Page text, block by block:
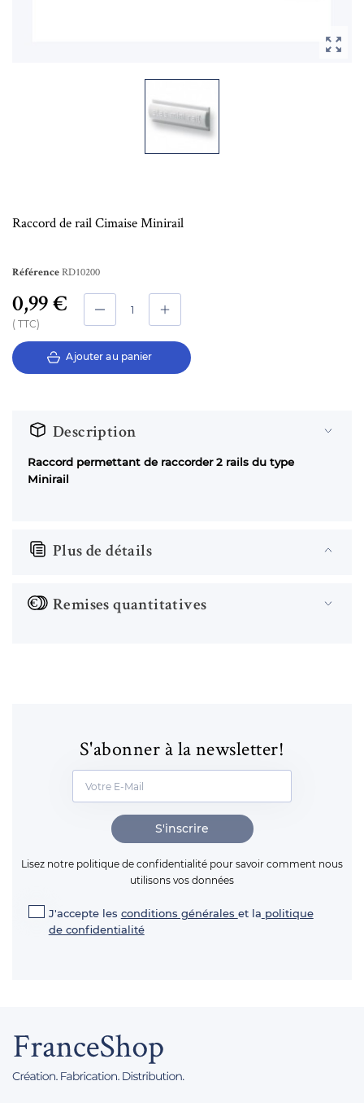

Raccord de rail Cimaise Minirail
Référence RD10200
0,99 €
TTC
Ajouter au panier
Description
Raccord permettant de raccorder 2 rails du type
Minirail
Plus de détails
Remises quantitatives
S'abonner à la newsletter!
S'inscrire
Lisez notre politique de confidentialité pour savoir comment nous
utilisons vos données
J'accepte les conditions générales et la politique
de confidentialité